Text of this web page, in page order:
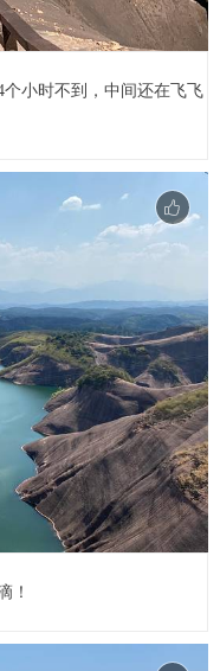
小时不到，中间还在飞飞
！